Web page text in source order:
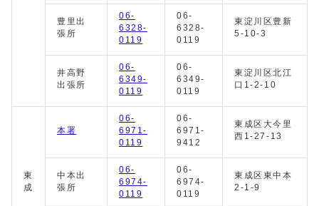
豊里出
張所
06-
6328-
0119
06-
6328-
0119
東淀川区豊新
5-10-3
井高野
出張所
06-
6349-
0119
06-
6349-
0119
東淀川区北江
口1-2-10
東
成
本署
06-
6971-
0119
06-
6971-
9412
東成区大今里
西1-27-13
中本出
張所
06-
6974-
0119
06-
6974-
0119
東成区東中本
2-1-9